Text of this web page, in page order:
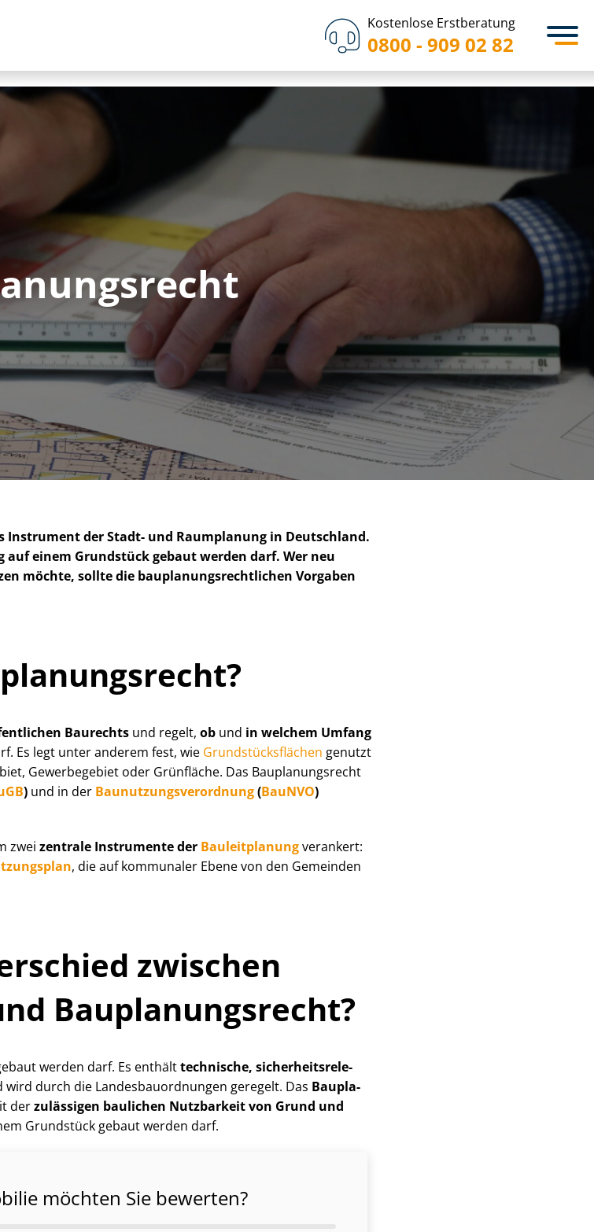
Kostenlose Erstberatung
0800 - 909 02 82
Instrument der Stadt- und Raumplanung in Deutschland.
auf einem Grundstück gebaut werden darf. Wer neu
möchte, sollte die bau­pla­nungs­recht­li­chen Vorgaben
Baurechtsund regelt, obund in welchem Umfang
Es legt unter anderem fest, wie Grund­stücks­flä­chen genutzt
Gewerbegebiet oder Grünfläche. Das Bau­pla­nungs­recht
)und in der Bau­nut­zungs­ver­ord­nung(BauNVO)
zwei zentrale Instrumente der Bauleitplanungverankert:
, die auf kommunaler Ebene von den Gemeinden
zwischen
Bau­pla­nungs­recht?
werden darf. Es enthälttechnische, si­cher­heits­re­le­
wird durch die Lan­des­bau­ord­nun­gen geregelt. Das Bau­pla­
derzulässigen baulichen Nutzbarkeit von Grund und
Grundstück gebaut werden darf.
möchten Sie bewerten?